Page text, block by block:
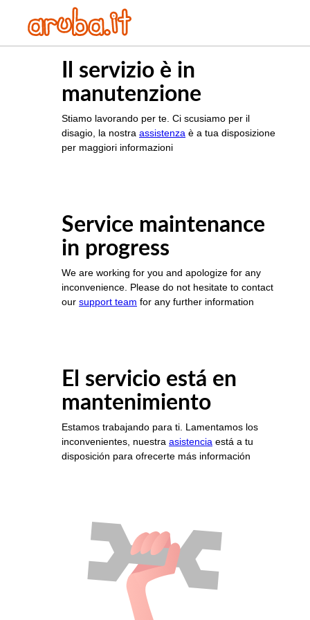
Il servizio è in
manutenzione
Stiamo lavorando per te. Ci scusiamo per il
disagio, la nostra assistenza è a tua disposizione
per maggiori informazioni
Service maintenance
in progress
We are working for you and apologize for any
inconvenience. Please do not hesitate to contact
our support team for any further information
El servicio está en
mantenimiento
Estamos trabajando para ti. Lamentamos los
inconvenientes, nuestra asistencia está a tu
disposición para ofrecerte más información